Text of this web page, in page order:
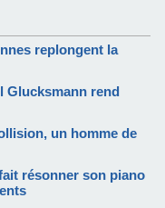
replongent la
Glucksmann rend
un homme de
résonner son piano